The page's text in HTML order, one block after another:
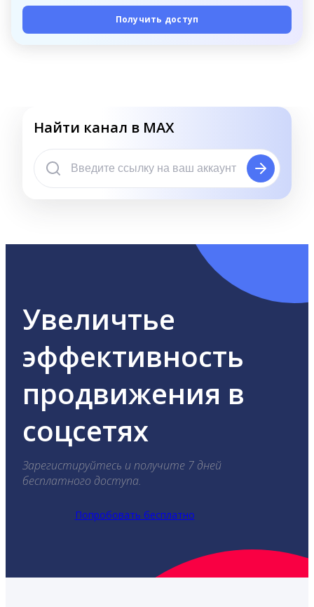
Получить доступ
Найти канал в MAX
Увеличтье
эффективность
продвижения в
соцсетях
Зарегистируйтесь и получите 7 дней
бесплатного доступа.
Попробовать бесплатно